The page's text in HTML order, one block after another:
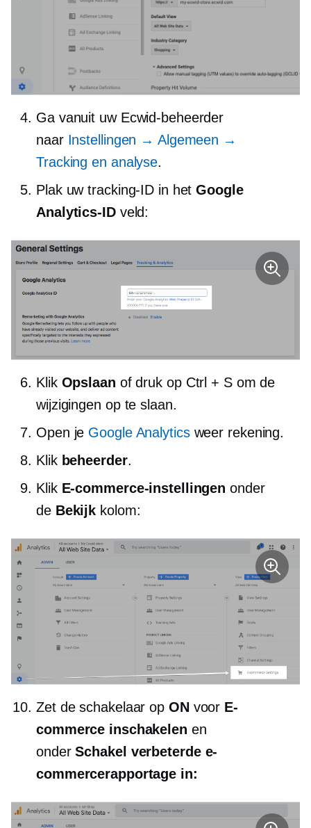
Ga vanuit uw Ecwid-beheerder
naar Instellingen → Algemeen →
Tracking en analyse.
Plak uw tracking-ID in hetGoogle
Analytics-IDveld:
Klik Opslaan of druk op Ctrl + S om de
wijzigingen op te slaan.
Open je Google Analyticsweer rekening.
Klik beheerder.
Klik E-commerce-instellingen onder
de Bekijk kolom:
Zet de schakelaar op ONvoor E-
commerce inschakelen en
onderSchakel verbeterde e-
commercerapportage in: